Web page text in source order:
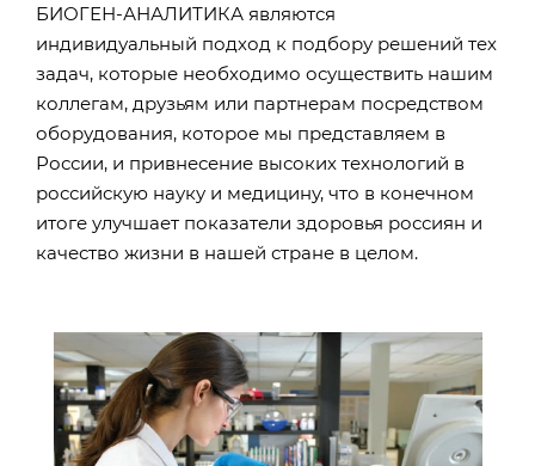
БИОГЕН-АНАЛИТИКА являются
индивидуальный подход к подбору решений тех
задач, которые необходимо осуществить нашим
коллегам, друзьям или партнерам посредством
оборудования, которое мы представляем в
России, и привнесение высоких технологий в
российскую науку и медицину, что в конечном
итоге улучшает показатели здоровья россиян и
качество жизни в нашей стране в целом.